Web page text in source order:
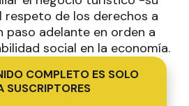
de los derechos a
paso adelante en orden a
social en la economía.
COMPLETO ES SOLO
SUSCRIPTORES